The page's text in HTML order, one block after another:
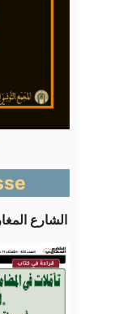
الشارع المغاربي عدد